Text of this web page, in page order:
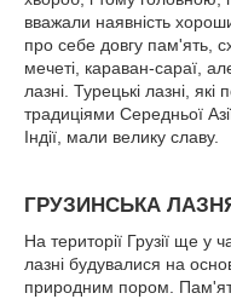
вважали наявність
про себе довгу пам'ять,
мечеті, караван-сараї,
лазні. Турецькі лазні,
традиціями Середньої
Індії, мали велику славу.
ГРУЗИНСЬКА
На території Грузії ще у
лазні будувалися на
природним пором.